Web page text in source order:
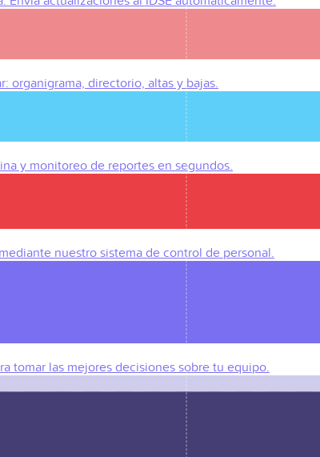
organigrama, directorio, altas y bajas.
y monitoreo de reportes en segundos.
nuestro sistema de control de personal.
tomar las mejores decisiones sobre tu equipo.